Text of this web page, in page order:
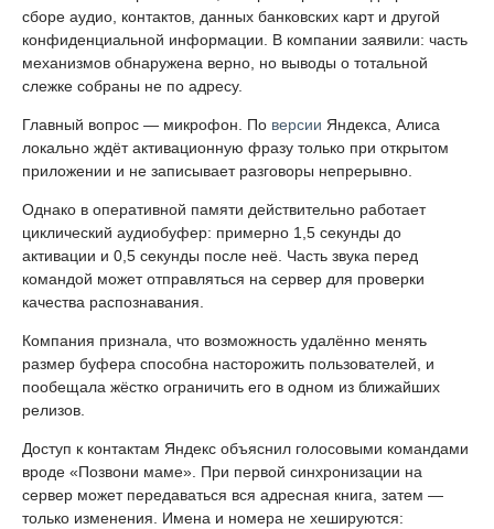
сборе аудио, контактов, данных банковских карт и другой
конфиденциальной информации. В компании заявили: часть
механизмов обнаружена верно, но выводы о тотальной
слежке собраны не по адресу.
Главный вопрос — микрофон. По версии Яндекса, Алиса
локально ждёт активационную фразу только при открытом
приложении и не записывает разговоры непрерывно.
Однако в оперативной памяти действительно работает
циклический аудиобуфер: примерно 1,5 секунды до
активации и 0,5 секунды после неё. Часть звука перед
командой может отправляться на сервер для проверки
качества распознавания.
Компания признала, что возможность удалённо менять
размер буфера способна насторожить пользователей, и
пообещала жёстко ограничить его в одном из ближайших
релизов.
Доступ к контактам Яндекс объяснил голосовыми командами
вроде «Позвони маме». При первой синхронизации на
сервер может передаваться вся адресная книга, затем —
только изменения. Имена и номера не хешируются: